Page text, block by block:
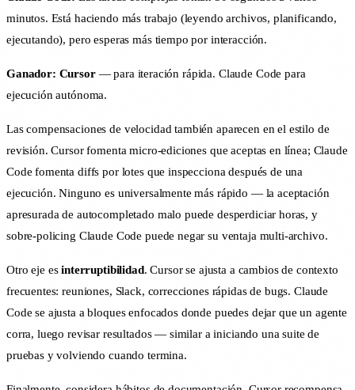
minutos. Está haciendo más trabajo (leyendo archivos, planificando,
ejecutando), pero esperas más tiempo por interacción.
Ganador: Cursor— para iteración rápida. Claude Code para
ejecución autónoma.
Las compensaciones de velocidad también aparecen en el estilo de
revisión. Cursor fomenta micro-ediciones que aceptas en línea; Claude
Code fomenta diffs por lotes que inspecciona después de una
ejecución. Ninguno es universalmente más rápido — la aceptación
apresurada de autocompletado malo puede desperdiciar horas, y
sobre-policing Claude Code puede negar su ventaja multi-archivo.
Otro eje esinterruptibilidad. Cursor se ajusta a cambios de contexto
frecuentes: reuniones, Slack, correcciones rápidas de bugs. Claude
Code se ajusta a bloques enfocados donde puedes dejar que un agente
corra, luego revisar resultados — similar a iniciando una suite de
pruebas y volviendo cuando termina.